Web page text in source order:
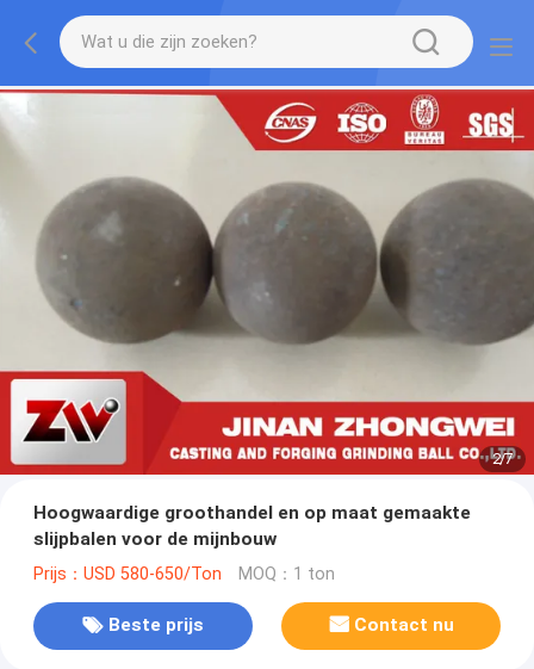
2/7
Hoogwaardige groothandel en op maat gemaakte
slijpbalen voor de mijnbouw
Prijs：USD 580-650/Ton MOQ：1 ton
Beste prijs Contact nu